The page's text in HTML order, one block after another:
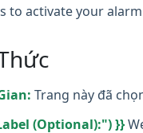
to activate your
Trang này đã
(Optional):") }}